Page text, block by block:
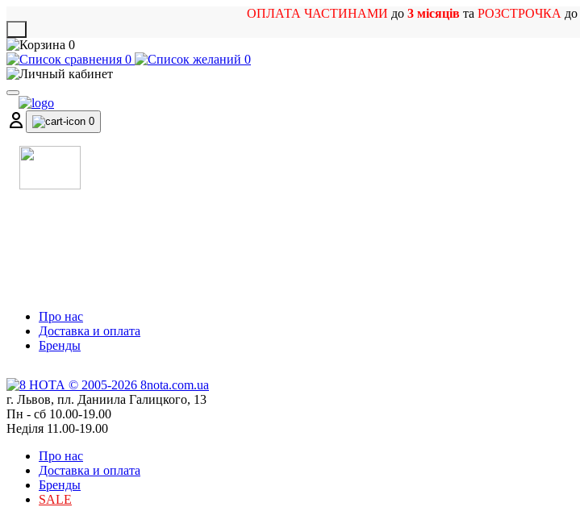
ОПЛАТА ЧАСТИНАМИ до 3 місяцівта РОЗСТРОЧКА до
0
0
0
0
Про нас
Доставка и оплата
Бренды
г. Львов, пл. Даниила Галицкого, 13
Пн - сб 10.00-19.00
Неділя 11.00-19.00
Про нас
Доставка и оплата
Бренды
SALE